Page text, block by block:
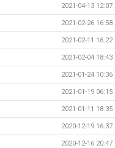
2021-04-13 12:07
2021-02-26 16:58
2021-02-11 16:22
2021-02-04 18:43
2021-01-24 10:36
2021-01-19 06:15
2021-01-11 18:35
2020-12-19 16:37
2020-12-16 20:47